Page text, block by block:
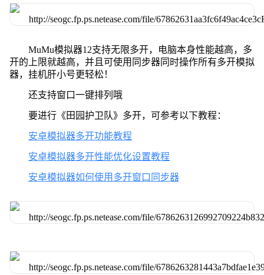
MuMu模拟器12支持无限多开，电脑本身性能越高，多
开的上限就越高，并且可使用同步器同时操作所有多开模拟
器，挂机肝小号更轻松！
还支持窗口一键排列哦
要进行《田园护卫队》多开，可参考以下教程：
安卓模拟器多开功能教程
安卓模拟器多开性能优化设置教程
安卓模拟器如何使用多开窗口同步器